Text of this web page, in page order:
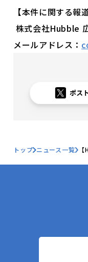
【本件に関する報
株式会社Hubble
メールアドレス：
トップ ニュース一覧 【